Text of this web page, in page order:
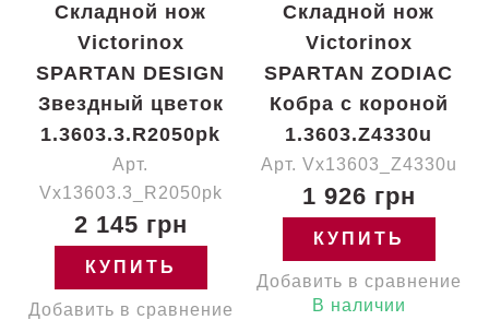
Складной нож
Victorinox
SPARTAN DESIGN
Звездный цветок
1.3603.3.R2050pk
Арт.
Vx13603.3_R2050pk
2 145 грн
КУПИТЬ
Добавить в сравнение
Складной нож
Victorinox
SPARTAN ZODIAC
Кобра с короной
1.3603.Z4330u
Арт. Vx13603_Z4330u
1 926 грн
КУПИТЬ
Добавить в сравнение
В наличии